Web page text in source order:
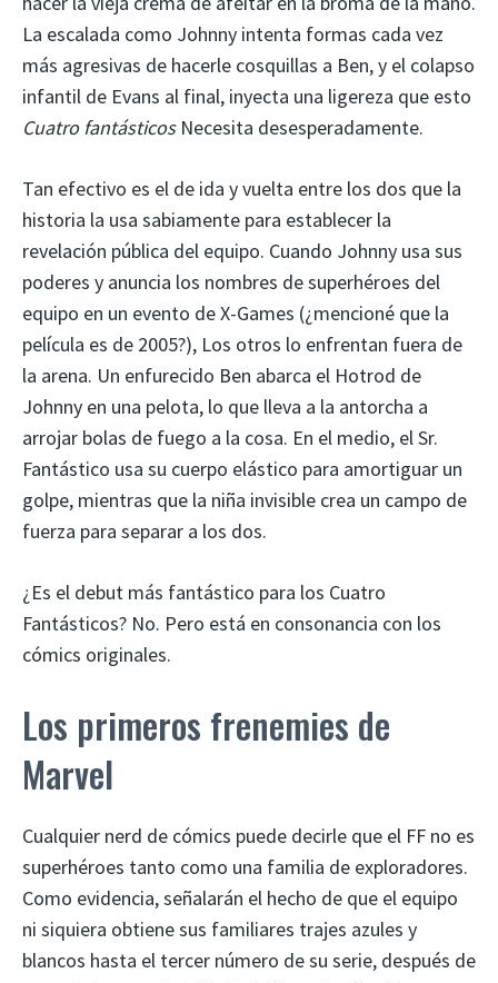
La escalada como Johnny intenta formas cada vez
más agresivas de hacerle cosquillas a Ben, y el colapso
infantil de Evans al final, inyecta una ligereza que esto
Cuatro fantásticosNecesita desesperadamente.
Tan efectivo es el de ida y vuelta entre los dos que la
historia la usa sabiamente para establecer la
revelación pública del equipo. Cuando Johnny usa sus
poderes y anuncia los nombres de superhéroes del
equipo en un evento de X-Games (¿mencioné que la
película es de 2005?), Los otros lo enfrentan fuera de
la arena. Un enfurecido Ben abarca el Hotrod de
Johnny en una pelota, lo que lleva a la antorcha a
arrojar bolas de fuego a la cosa. En el medio, el Sr.
Fantástico usa su cuerpo elástico para amortiguar un
golpe, mientras que la niña invisible crea un campo de
fuerza para separar a los dos.
¿Es el debut más fantástico para los Cuatro
Fantásticos? No. Pero está en consonancia con los
cómics originales.
Los primeros frenemies de
Marvel
Cualquier nerd de cómics puede decirle que el FF no es
superhéroes tanto como una familia de exploradores.
Como evidencia, señalarán el hecho de que el equipo
ni siquiera obtiene sus familiares trajes azules y
blancos hasta el tercer número de su serie, después de